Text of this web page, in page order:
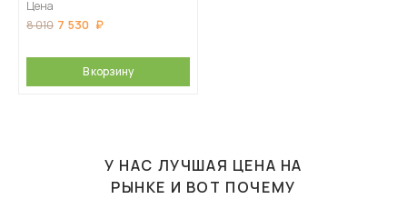
Цена
8 010 7 530
В корзину
У НАС ЛУЧШАЯ ЦЕНА НА
РЫНКЕ И ВОТ ПОЧЕМУ